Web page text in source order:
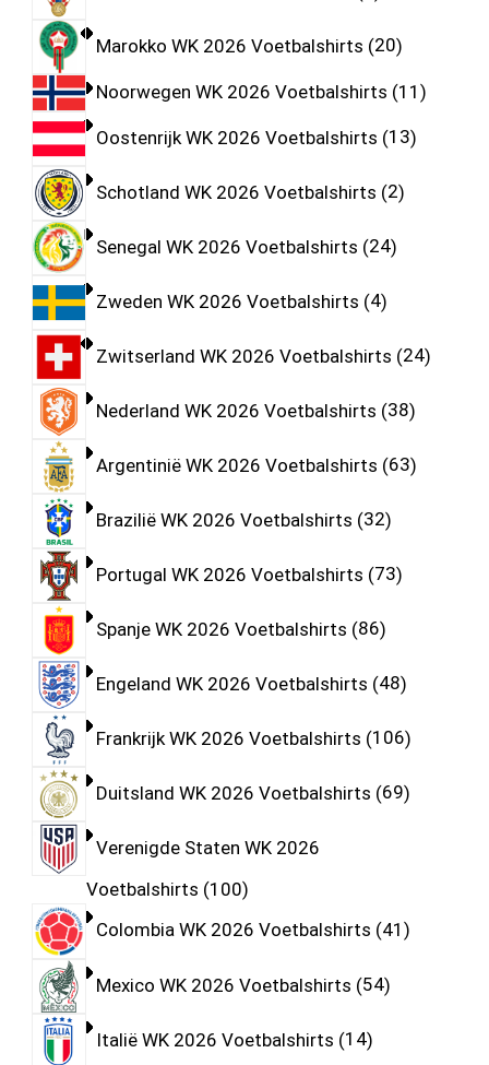
Marokko WK 2026 Voetbalshirts 20
Noorwegen WK 2026 Voetbalshirts 11
Oostenrijk WK 2026 Voetbalshirts 13
Schotland WK 2026 Voetbalshirts 2
Senegal WK 2026 Voetbalshirts 24
Zweden WK 2026 Voetbalshirts 4
Zwitserland WK 2026 Voetbalshirts 24
Nederland WK 2026 Voetbalshirts 38
Argentinië WK 2026 Voetbalshirts 63
Brazilië WK 2026 Voetbalshirts 32
Portugal WK 2026 Voetbalshirts 73
Spanje WK 2026 Voetbalshirts 86
Engeland WK 2026 Voetbalshirts 48
Frankrijk WK 2026 Voetbalshirts 106
Duitsland WK 2026 Voetbalshirts 69
Verenigde Staten WK 2026
Voetbalshirts 100
Colombia WK 2026 Voetbalshirts 41
Mexico WK 2026 Voetbalshirts 54
Italië WK 2026 Voetbalshirts 14